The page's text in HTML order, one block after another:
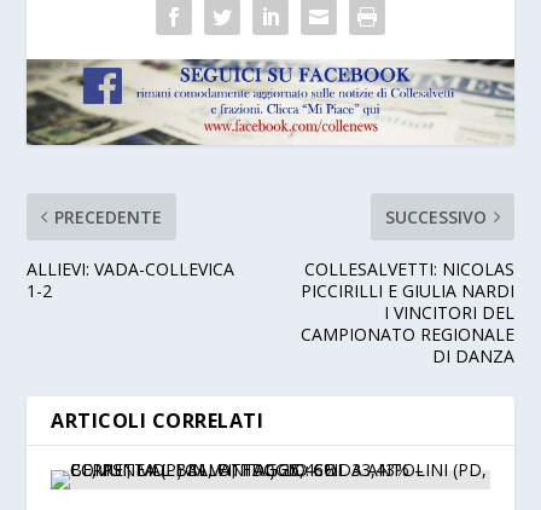
PRECEDENTE
ALLIEVI: VADA-COLLEVICA
1-2
SUCCESSIVO
COLLESALVETTI: NICOLAS
PICCIRILLI E GIULIA NARDI
I VINCITORI DEL
CAMPIONATO REGIONALE
DI DANZA
ARTICOLI CORRELATI